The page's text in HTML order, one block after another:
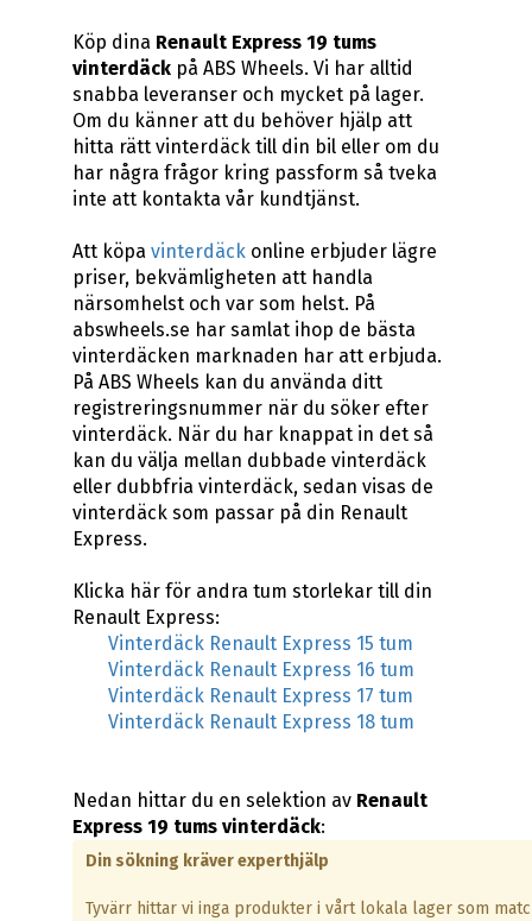
Köp dina Renault Express 19 tums
vinterdäckpå ABS Wheels. Vi har alltid
snabba leveranser och mycket på lager.
Om du känner att du behöver hjälp att
hitta rätt vinterdäck till din bil eller om du
har några frågor kring passform så tveka
inte att kontakta vår kundtjänst.
Att köpa vinterdäckonline erbjuder lägre
priser, bekvämligheten att handla
närsomhelst och var som helst. På
abswheels.se har samlat ihop de bästa
vinterdäcken marknaden har att erbjuda.
På ABS Wheels kan du använda ditt
registreringsnummer när du söker efter
vinterdäck. När du har knappat in det så
kan du välja mellan dubbade vinterdäck
eller dubbfria vinterdäck, sedan visas de
vinterdäck som passar på din Renault
Express.
Klicka här för andra tum storlekar till din
Renault Express:
Vinterdäck Renault Express 15 tum
Vinterdäck Renault Express 16 tum
Vinterdäck Renault Express 17 tum
Vinterdäck Renault Express 18 tum
Nedan hittar du en selektion av Renault
Express 19 tums vinterdäck:
Din sökning kräver experthjälp
Tyvärr hittar vi inga produkter i vårt lokala lager som